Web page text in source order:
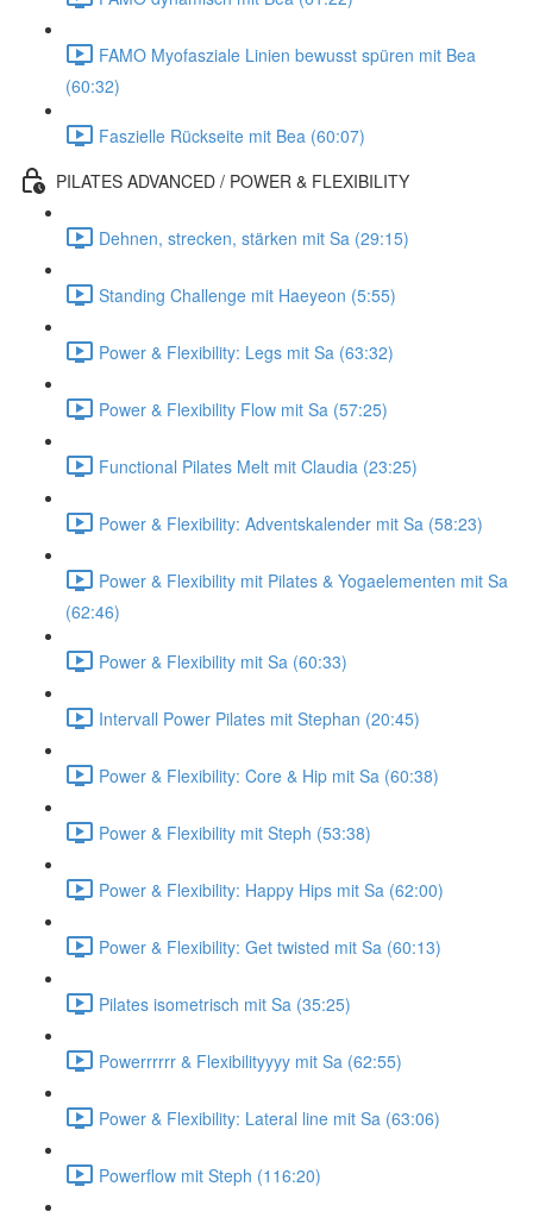
FAMO Myofasziale Linien bewusst spüren mit Bea
(60:32)
Faszielle Rückseite mit Bea (60:07)
PILATES ADVANCED / POWER & FLEXIBILITY
Dehnen, strecken, stärken mit Sa (29:15)
Standing Challenge mit Haeyeon (5:55)
Power & Flexibility: Legs mit Sa (63:32)
Power & Flexibility Flow mit Sa (57:25)
Functional Pilates Melt mit Claudia (23:25)
Power & Flexibility: Adventskalender mit Sa (58:23)
Power & Flexibility mit Pilates & Yogaelementen mit Sa
(62:46)
Power & Flexibility mit Sa (60:33)
Intervall Power Pilates mit Stephan (20:45)
Power & Flexibility: Core & Hip mit Sa (60:38)
Power & Flexibility mit Steph (53:38)
Power & Flexibility: Happy Hips mit Sa (62:00)
Power & Flexibility: Get twisted mit Sa (60:13)
Pilates isometrisch mit Sa (35:25)
Powerrrrrr & Flexibilityyyy mit Sa (62:55)
Power & Flexibility: Lateral line mit Sa (63:06)
Powerflow mit Steph (116:20)